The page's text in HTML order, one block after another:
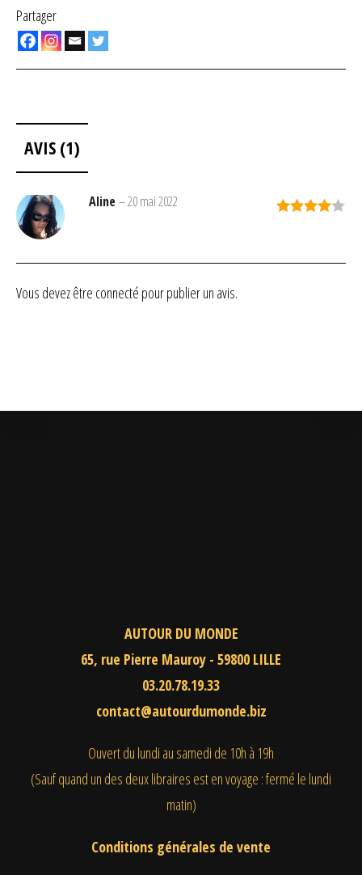
Partager
AVIS (1)
Aline–20 mai 2022
Vous devez être connecté pour publier un avis.
AUTOUR DU MONDE
65, rue Pierre Mauroy - 59800 LILLE
03.20.78.19.33
contact@autourdumonde.biz
Ouvert du lundi au samedi de 10h à 19h
(Sauf quand un des deux libraires est en voyage : fermé le lundi
matin)
Conditions générales de vente